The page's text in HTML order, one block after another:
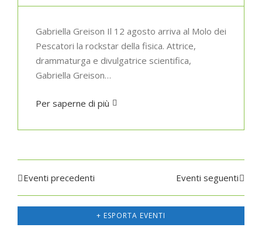
Gabriella Greison Il 12 agosto arriva al Molo dei
Pescatori la rockstar della fisica. Attrice,
drammaturga e divulgatrice scientifica,
Gabriella Greison…
Per saperne di più
Eventi
List
Eventi precedenti Eventi seguenti
+ ESPORTA EVENTI